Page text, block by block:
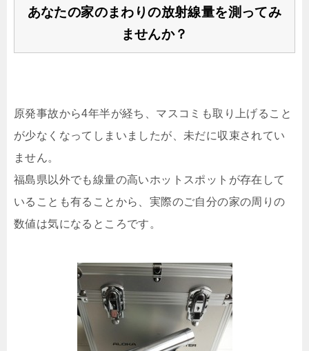
あなたの家のまわりの放射線量を測ってみ
ませんか？
原発事故から4年半が経ち、マスコミも取り上げること
が少なくなってしまいましたが、未だに収束されてい
ません。
福島県以外でも線量の高いホットスポットが存在して
いることも有ることから、実際のご自分の家の周りの
数値は気になるところです。